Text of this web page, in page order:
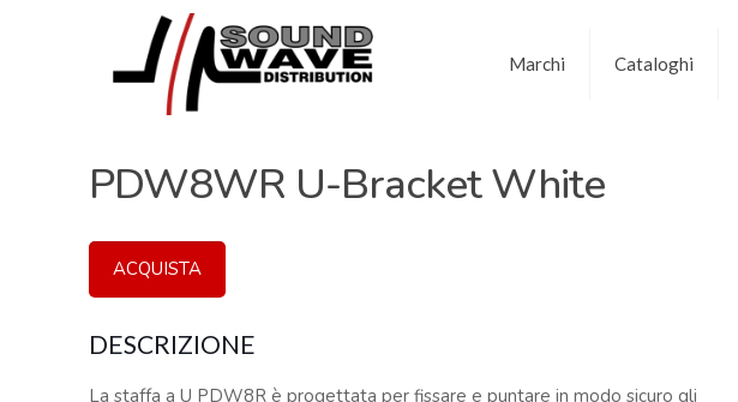
Marchi Cataloghi
PDW8WR U-Bracket White
ACQUISTA
DESCRIZIONE
La staffa a U PDW8R è progettata per fissare e puntare in modo sicuro gli